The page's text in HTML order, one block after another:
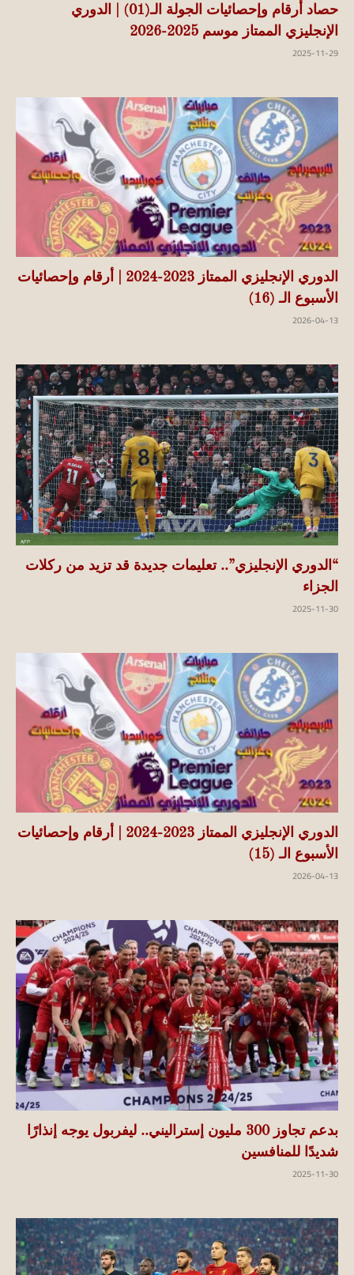
حصاد أرقام وإحصائيات الجولة الـ(01) | الدوري
الإنجليزي الممتاز موسم 2025-2026
2025-11-29
الدوري الإنجليزي الممتاز 2023-2024 | أرقام وإحصائيات
الأسبوع الـ (16)
2026-04-13
“الدوري الإنجليزي”.. تعليمات جديدة قد تزيد من ركلات
الجزاء
2025-11-30
الدوري الإنجليزي الممتاز 2023-2024 | أرقام وإحصائيات
الأسبوع الـ (15)
2026-04-13
بدعم تجاوز 300 مليون إستراليني.. ليفربول يوجه إنذارًا
شديدًا للمنافسين
2025-11-30